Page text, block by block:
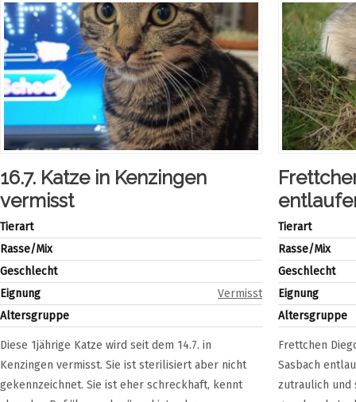
16.7. Katze in Kenzingen
vermisst
Tierart
Rasse/Mix
Geschlecht
Eignung
Vermisst
Altersgruppe
Diese 1jährige Katze wird seit dem 14.7. in
Kenzingen vermisst. Sie ist sterilisiert aber nicht
gekennzeichnet. Sie ist eher schreckhaft, kennt
Tierart
Rasse/Mix
Geschlecht
Eignung
Altersgruppe
Frettchen
Sasbach
zutraulich und